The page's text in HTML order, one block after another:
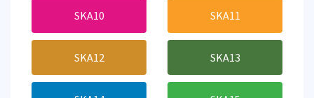
SKA10 SKA11
SKA12 SKA13